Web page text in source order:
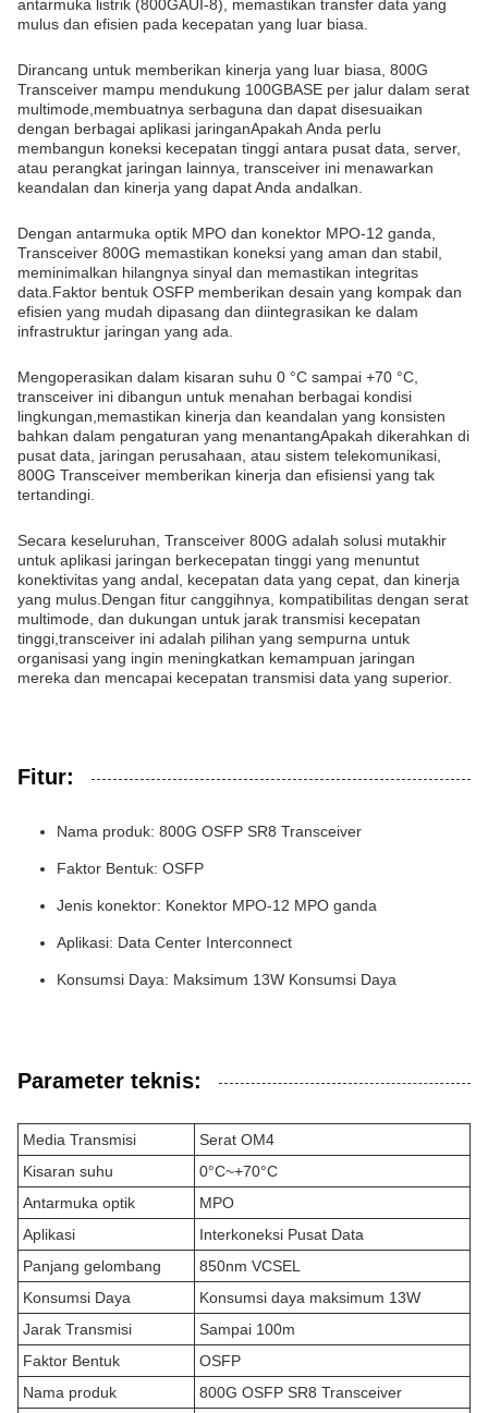
antarmuka listrik (800GAUI-8), memastikan transfer data yang
mulus dan efisien pada kecepatan yang luar biasa.
Dirancang untuk memberikan kinerja yang luar biasa, 800G
Transceiver mampu mendukung 100GBASE per jalur dalam serat
multimode,membuatnya serbaguna dan dapat disesuaikan
dengan berbagai aplikasi jaringanApakah Anda perlu
membangun koneksi kecepatan tinggi antara pusat data, server,
atau perangkat jaringan lainnya, transceiver ini menawarkan
keandalan dan kinerja yang dapat Anda andalkan.
Dengan antarmuka optik MPO dan konektor MPO-12 ganda,
Transceiver 800G memastikan koneksi yang aman dan stabil,
meminimalkan hilangnya sinyal dan memastikan integritas
data.Faktor bentuk OSFP memberikan desain yang kompak dan
efisien yang mudah dipasang dan diintegrasikan ke dalam
infrastruktur jaringan yang ada.
Mengoperasikan dalam kisaran suhu 0 °C sampai +70 °C,
transceiver ini dibangun untuk menahan berbagai kondisi
lingkungan,memastikan kinerja dan keandalan yang konsisten
bahkan dalam pengaturan yang menantangApakah dikerahkan di
pusat data, jaringan perusahaan, atau sistem telekomunikasi,
800G Transceiver memberikan kinerja dan efisiensi yang tak
tertandingi.
Secara keseluruhan, Transceiver 800G adalah solusi mutakhir
untuk aplikasi jaringan berkecepatan tinggi yang menuntut
konektivitas yang andal, kecepatan data yang cepat, dan kinerja
yang mulus.Dengan fitur canggihnya, kompatibilitas dengan serat
multimode, dan dukungan untuk jarak transmisi kecepatan
tinggi,transceiver ini adalah pilihan yang sempurna untuk
organisasi yang ingin meningkatkan kemampuan jaringan
mereka dan mencapai kecepatan transmisi data yang superior.
Fitur:
Nama produk: 800G OSFP SR8 Transceiver
Faktor Bentuk: OSFP
Jenis konektor: Konektor MPO-12 MPO ganda
Aplikasi: Data Center Interconnect
Konsumsi Daya: Maksimum 13W Konsumsi Daya
Parameter teknis:
Media Transmisi
Serat OM4
Kisaran suhu
0°C~+70°C
Antarmuka optik
MPO
Aplikasi
Interkoneksi Pusat Data
Panjang gelombang
850nm VCSEL
Konsumsi Daya
Konsumsi daya maksimum 13W
Jarak Transmisi
Sampai 100m
Faktor Bentuk
OSFP
Nama produk
800G OSFP SR8 Transceiver